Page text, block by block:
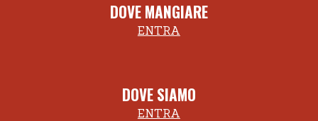
DOVE MANGIARE
ENTRA
DOVE SIAMO
ENTRA